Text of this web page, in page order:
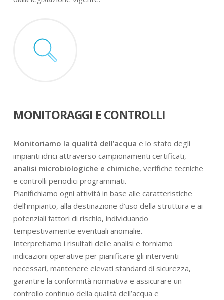
MONITORAGGI E CONTROLLI
Monitoriamo la qualità dell’acqua e lo stato degli
impianti idrici attraverso campionamenti certificati,
analisi microbiologiche e chimiche, verifiche tecniche
e controlli periodici programmati.
Pianifichiamo ogni attività in base alle caratteristiche
dell’impianto, alla destinazione d’uso della struttura e ai
potenziali fattori di rischio, individuando
tempestivamente eventuali anomalie.
Interpretiamo i risultati delle analisi e forniamo
indicazioni operative per pianificare gli interventi
necessari, mantenere elevati standard di sicurezza,
garantire la conformità normativa e assicurare un
controllo continuo della qualità dell’acqua e